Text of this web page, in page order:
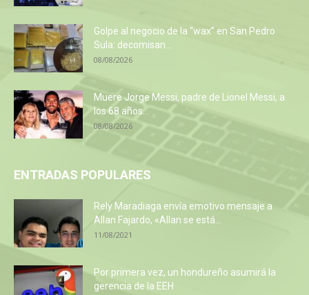
Golpe al negocio de la “wax” en San Pedro
Sula: decomisan...
08/08/2026
Muere Jorge Messi, padre de Lionel Messi, a
los 68 años...
08/08/2026
ENTRADAS POPULARES
Rely Maradiaga envía emotivo mensaje a
Allan Fajardo, «Allan se está...
11/08/2021
Por primera vez, un hondureño asumirá la
gerencia de la EEH